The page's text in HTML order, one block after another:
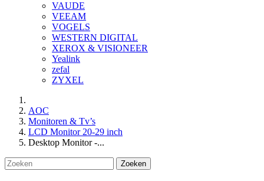
VAUDE
VEEAM
VOGELS
WESTERN DIGITAL
XEROX & VISIONEER
Yealink
zefal
ZYXEL
AOC
Monitoren & Tv’s
LCD Monitor 20-29 inch
Desktop Monitor -...
Zoeken